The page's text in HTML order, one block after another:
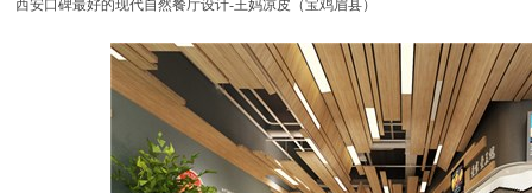
西安口碑最好的现代自然餐厅设计-王妈凉皮（宝鸡眉县）